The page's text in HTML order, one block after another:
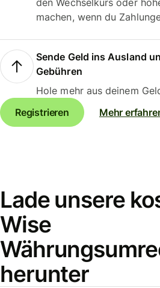
den Wechselkurs oder
machen, wenn du
Sende Geld ins Ausland
Gebühren
Hole mehr aus deinem
Registrieren
Mehr
Lade unsere
Wise
herunter